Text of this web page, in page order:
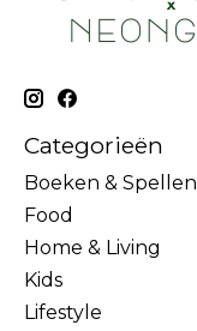
Categorieën
Boeken & Spellen
Food
Home & Living
Kids
Lifestyle